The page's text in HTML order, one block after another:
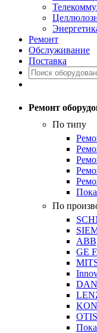
Ремонт
Обслуживание
Поставка
Ремонт
По типу
По
ABB
GE
OTIS